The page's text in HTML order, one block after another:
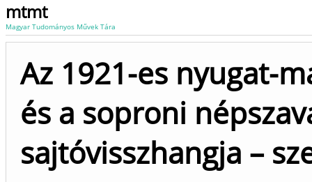
mtmt
Magyar Tudományos Művek Tára
Az 1921-es nyugat-
és a soproni
sajtóvisszhangja –